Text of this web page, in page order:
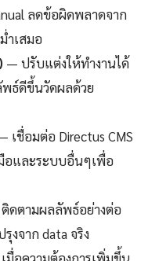
ลดข้อผิดพลาดจาก
ำเสมอ
— ปรับแต่งให้ทำงานได้
พธ์ดีขึ้นวัดผลด้วย
เชื่อมต่อ Directus CMS
อและระบบอื่นๆเพื่อ
ดตามผลลัพธ์อย่างต่อ
งจาก data จริง
มื่อความต้องการเพิ่มขึ้น